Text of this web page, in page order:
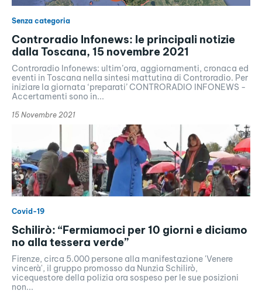
Senza categoria
Controradio Infonews: le principali notizie
dalla Toscana, 15 novembre 2021
Controradio Infonews: ultim’ora, aggiornamenti, cronaca ed
eventi in Toscana nella sintesi mattutina di Controradio. Per
iniziare la giornata ‘preparati’ CONTRORADIO INFONEWS -
Accertamenti sono in...
15 Novembre 2021
Covid-19
Schilirò: “Fermiamoci per 10 giorni e diciamo
no alla tessera verde”
Firenze, circa 5.000 persone alla manifestazione 'Venere
vincerà', il gruppo promosso da Nunzia Schilirò,
vicequestore della polizia ora sospeso per le sue posizioni
non...